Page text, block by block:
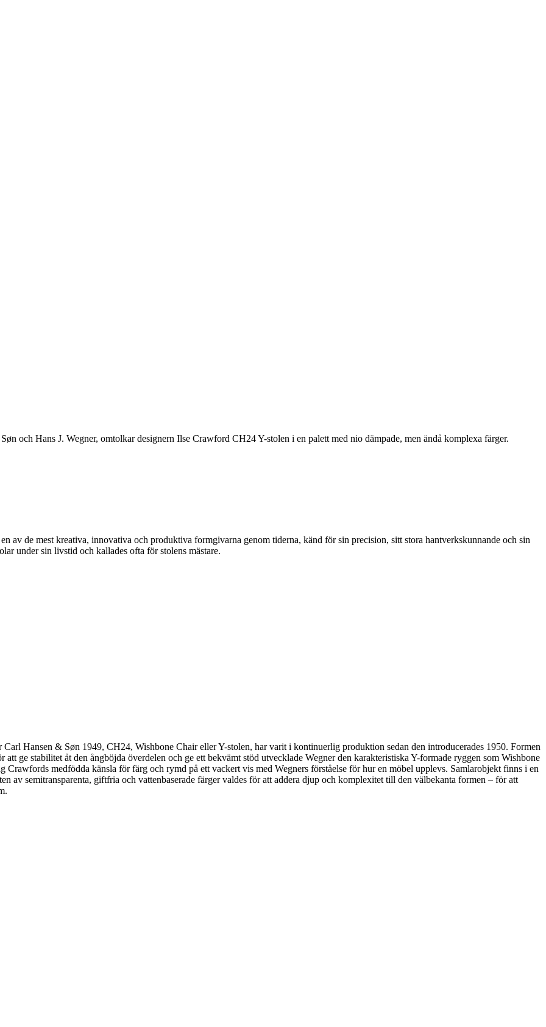
och Hans J. Wegner, omtolkar designern Ilse Crawford CH24 Y-stolen i en palett med nio dämpade, men ändå komplexa färger.
av de mest kreativa, innovativa och produktiva formgivarna genom tiderna, känd för sin precision, sitt stora hantverkskunnande och sin
under sin livstid och kallades ofta för stolens mästare.
Hansen & Søn 1949, CH24, Wishbone Chair eller Y-stolen, har varit i kontinuerlig produktion sedan den introducerades 1950. Formen
ge stabilitet åt den ångböjda överdelen och ge ett bekvämt stöd utvecklade Wegner den karakteristiska Y-formade ryggen som Wishbone
medfödda känsla för färg och rymd på ett vackert vis med Wegners förståelse för hur en möbel upplevs. Samlarobjekt finns i en
av semitransparenta, giftfria och vattenbaserade färger valdes för att addera djup och komplexitet till den välbekanta formen – för att